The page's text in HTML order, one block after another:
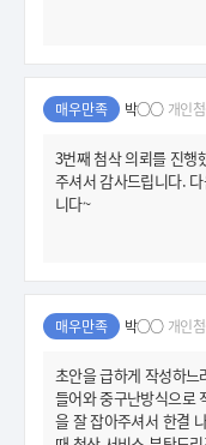
매우만족 박○○ 개인
3번째 첨삭 의뢰를 진행
주셔서 감사드립니다.
니다~
매우만족 박○○ 개인
초안을 급하게 작성하
들어와 중구난방식으로
을 잘 잡아주셔서 한결